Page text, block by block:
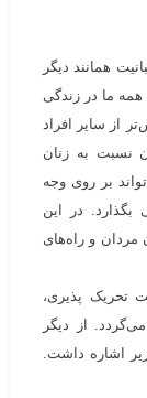
همانند دیگر
ما در زندگی
از سایر افراد
نسبت به زنان
بر روی وجه
بگذارد. در این
و راه‌های
تحریک پذیری،
از دیگر
اشاره داشت‌.